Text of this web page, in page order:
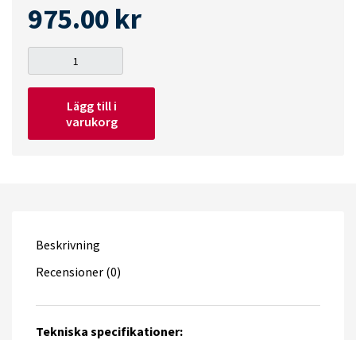
975.00 kr
EHEIM
Biopower
quantity
Lägg till i
varukorg
Beskrivning
Recensioner (0)
Tekniska specifikationer: